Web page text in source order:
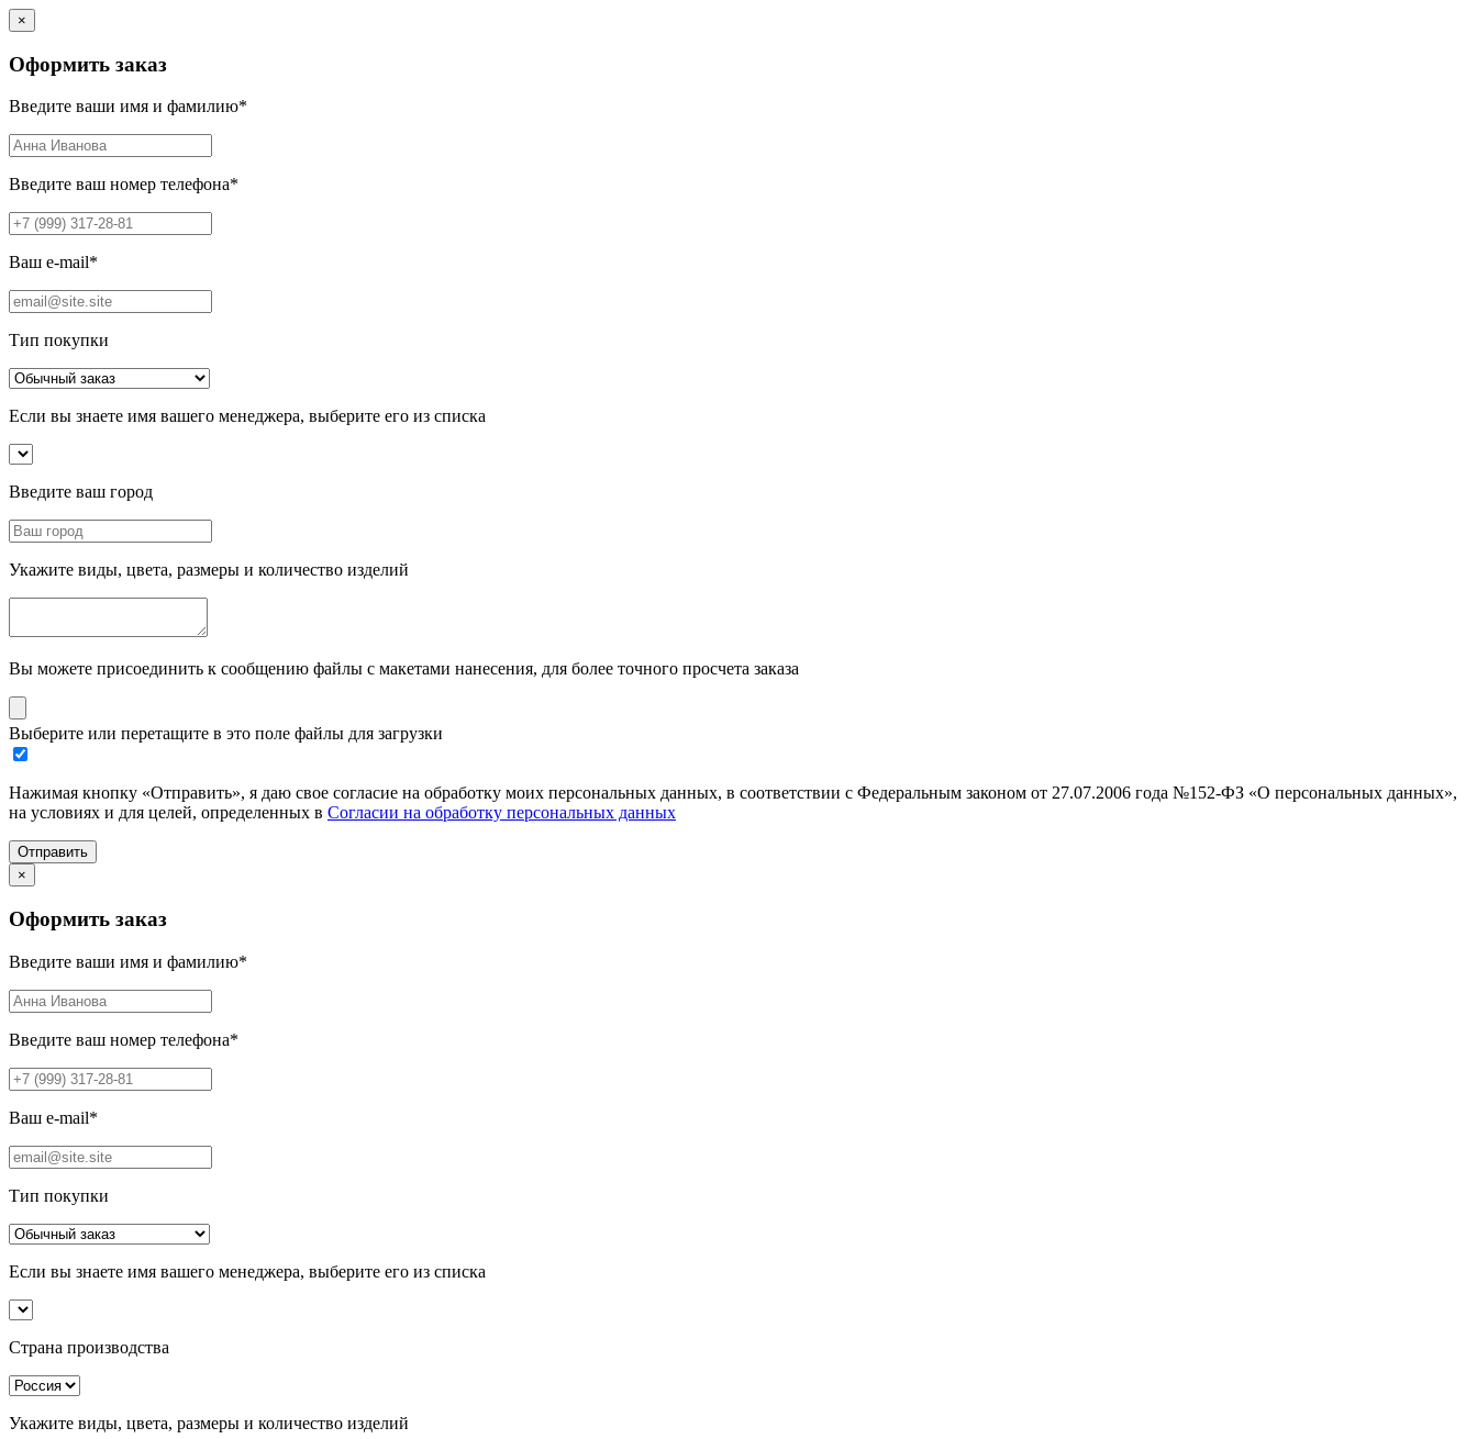
×
Оформить заказ
Введите ваши имя и фамилию*
Введите ваш номер телефона*
Ваш e-mail*
Тип покупки
Если вы знаете имя вашего менеджера, выберите его из списка
Введите ваш город
Укажите виды, цвета, размеры и количество изделий
Вы можете присоединить к сообщению файлы с макетами нанесения, для более точного просчета заказа
Выберите или перетащите в это поле файлы для загрузки
Нажимая кнопку «Отправить», я даю свое согласие на обработку моих персональных данных, в соответствии с Федеральным законом от 27.07.2006 года №152-ФЗ «О персональных данных»,
на условиях и для целей, определенных в Согласии на обработку персональных данных
Отправить
×
Оформить заказ
Введите ваши имя и фамилию*
Введите ваш номер телефона*
Ваш e-mail*
Тип покупки
Если вы знаете имя вашего менеджера, выберите его из списка
Страна производства
Укажите виды, цвета, размеры и количество изделий